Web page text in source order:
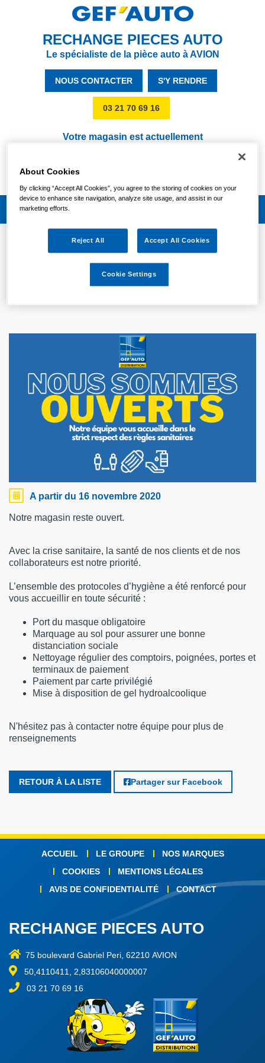
RECHANGE PIECES AUTO
Le spécialiste de la pièce auto à AVION
NOUS CONTACTER S'Y RENDRE
03 21 70 69 16
Votre magasin est actuellement
09:00/12:00 - 13:30/18:30
VOTRE MAGASIN
GEF'AUTO EST OUVERT
A partir du 16 novembre 2020
Notre magasin reste ouvert.
Avec la crise sanitaire, la santé de nos clients et de nos
collaborateurs est notre priorité.
L’ensemble des protocoles d’hygiène a été renforcé pour
vous accueillir en toute sécurité :
Port du masque obligatoire
Marquage au sol pour assurer une bonne
distanciation sociale
Nettoyage régulier des comptoirs, poignées, portes et
terminaux de paiement
Paiement par carte privilégié
Mise à disposition de gel hydroalcoolique
N'hésitez pas à contacter notre équipe pour plus de
renseignements
RETOUR À LA LISTE Partager sur Facebook
ACCUEIL LE GROUPE
NOS MARQUES
COOKIES
MENTIONS LÉGALES
AVIS DE CONFIDENTIALITÉ
CONTACT
RECHANGE PIECES AUTO
75 boulevard Gabriel Peri, 62210 AVION
50,4110411, 2,83106040000007
03 21 70 69 16
About Cookies
By clicking “Accept All Cookies”, you agree to the storing of cookies on your
device to enhance site navigation, analyze site usage, and assist in our
marketing efforts.
Reject All Accept All Cookies
Cookie Settings